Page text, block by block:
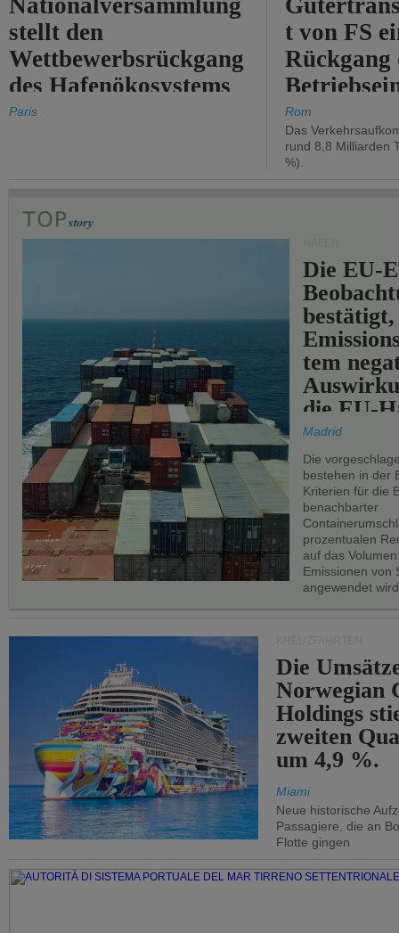
Nationalversammlung
stellt den
Wettbewerbsrückgang
des Hafenökosystems
des Staates fest.
Paris
t von FS
Rückgang
um 2,7 %.
Rom
Das
rund 8,8 Milliarden
%).
Die EU-
bestätigt,
tem
die EU-
Madrid
Die
bestehen in der
Kriterien für die
benachbarter
prozentualen
auf das
Emissionen von
angewendet
Die
Norwegian
Holdings
zweiten
um 4,9 %.
Miami
Neue historische
Passagiere, die an
Flotte gingen